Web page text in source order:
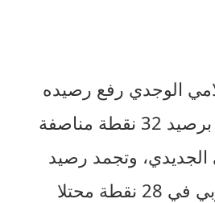
الوجدي رفع رصيده
برصيد
نقطة مناصفة
وتجمد رصيد
في نقطة محتلا